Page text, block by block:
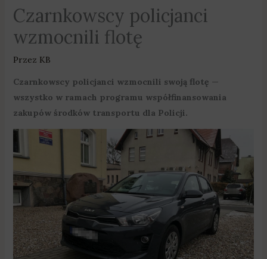
Czarnkowscy policjanci
wzmocnili flotę
Przez KB
Czarnkowscy policjanci wzmocnili swoją flotę —
wszystko w ramach programu współfinansowania
zakupów środków transportu dla Policji.